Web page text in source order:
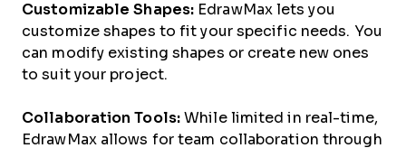
Customizable Shapes: EdrawMax lets you
customize shapes to fit your specific needs. You
can modify existing shapes or create new ones
to suit your project.
Collaboration Tools: While limited in real-time,
EdrawMax allows for team collaboration through